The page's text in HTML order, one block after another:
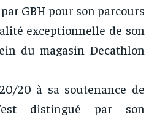
GBH pour son parcours
exceptionnelle de son
du magasin Decathlon
20 à sa soutenance de
distingué par son